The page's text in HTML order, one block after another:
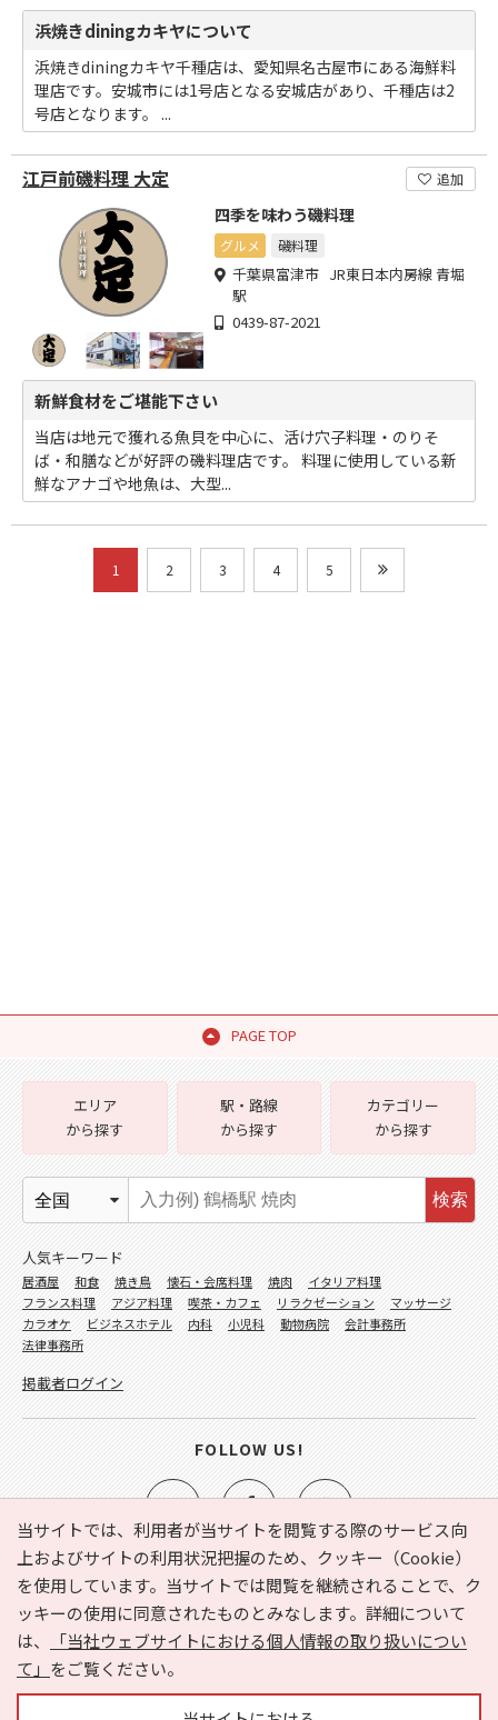
浜焼きdiningカキヤについて
浜焼きdiningカキヤ千種店は、愛知県名古屋市にある海鮮料
理店です。安城市には1号店となる安城店があり、千種店は2
号店となります。 ...
江戸前磯料理 大定 追加
四季を味わう磯料理
グルメ 磯料理
千葉県富津市 JR東日本内房線 青堀
駅
0439-87-2021
新鮮食材をご堪能下さい
当店は地元で獲れる魚貝を中心に、活け穴子料理・のりそ
ば・和膳などが好評の磯料理店です。 料理に使用している新
鮮なアナゴや地魚は、大型...
1 2 3 4 5
PAGE TOP
当サイトでは、利用者が当サイトを閲覧する際のサービス向
上およびサイトの利用状況把握のため、クッキー（Cookie）
を使用しています。当サイトでは閲覧を継続されることで、ク
ッキーの使用に同意されたものとみなします。詳細について
は、
「当社ウェブサイトにおける個人情報の取り扱いについ
て」 をご覧ください。
e-NAVITA（イーナビタ）とは？ お気に入り
ヘルプ
利用規約
個人情報の取り扱いについて
運営会社
サイトマップ
広告掲載に関するお問い合わせ
エリア
から探す
駅・路線
から探す
カテゴリー
から探す
検索
人気キーワード
居酒屋 和食 焼き鳥 懐石・会席料理 焼肉
イタリア料理
フランス料理
アジア料理 喫茶・カフェ リラクゼーション
マッサージ
カラオケ
ビジネスホテル 内科 小児科 動物病院
会計事務所
法律事務所
掲載者ログイン
FOLLOW US!